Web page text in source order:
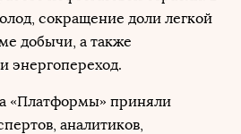
сокращение доли легкой
добычи, а также
энергопереход.
«Платформы» приняли
аналитиков,